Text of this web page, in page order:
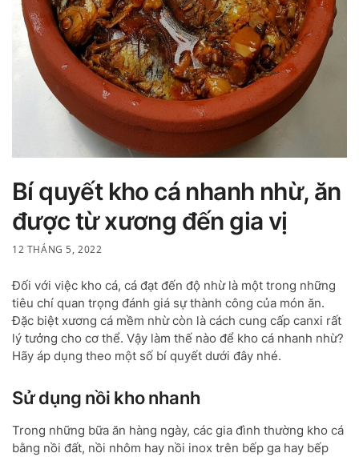
Bí quyết kho cá nhanh nhừ, ăn
được từ xương đến gia vị
12 THÁNG 5, 2022
Đối với việc kho cá, cá đạt đến độ nhừ là một trong những
tiêu chí quan trọng đánh giá sự thành công của món ăn.
Đặc biệt xương cá mềm nhừ còn là cách cung cấp canxi rất
lý tưởng cho cơ thể. Vậy làm thế nào để kho cá nhanh nhừ?
Hãy áp dụng theo một số bí quyết dưới đây nhé.
Sử dụng nồi kho nhanh
Trong những bữa ăn hàng ngày, các gia đình thường kho cá
bằng nồi đất, nồi nhôm hay nồi inox trên bếp ga hay bếp